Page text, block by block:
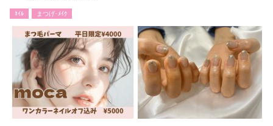
ﾈｲﾙ まつげ･ﾒｲｸ